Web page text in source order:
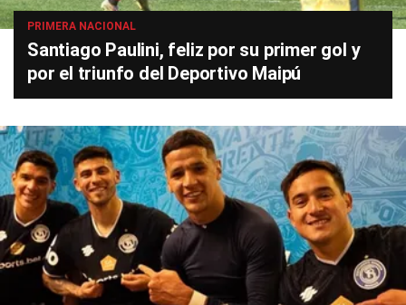
PRIMERA NACIONAL
Santiago Paulini, feliz por su primer gol y
por el triunfo del Deportivo Maipú